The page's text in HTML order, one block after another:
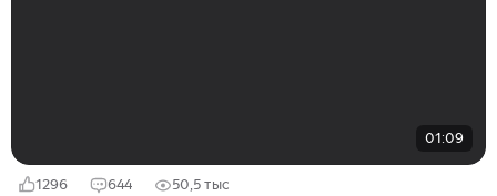
01:09
1296 644 50,5 тыс